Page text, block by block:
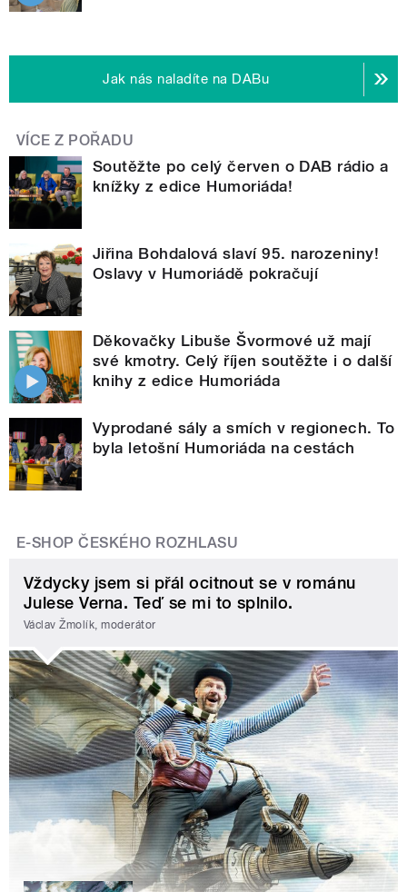
Jak nás naladíte na DABu
VÍCE Z POŘADU
Soutěžte po celý červen o DAB rádio a
knížky z edice Humoriáda!
Jiřina Bohdalová slaví 95. narozeniny!
Oslavy v Humoriádě pokračují
Děkovačky Libuše Švormové už mají
své kmotry. Celý říjen soutěžte i o další
knihy z edice Humoriáda
Vyprodané sály a smích v regionech. To
byla letošní Humoriáda na cestách
E-SHOP ČESKÉHO ROZHLASU
Vždycky jsem si přál ocitnout se v románu
Julese Verna. Teď se mi to splnilo.
Václav Žmolík, moderátor